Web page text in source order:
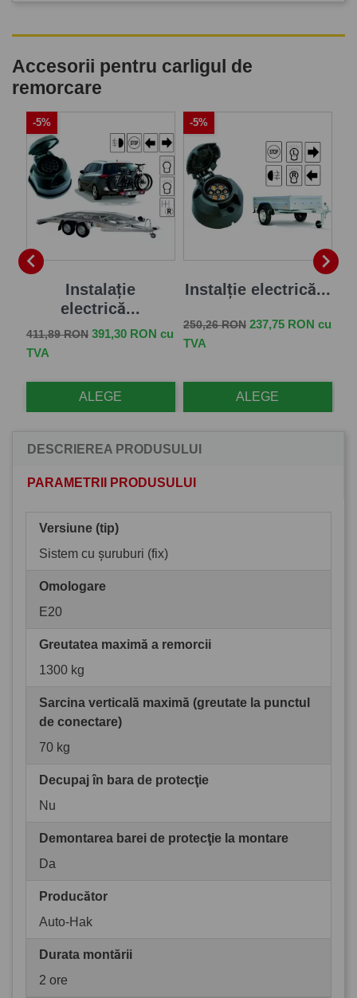
Accesorii pentru carligul de
remorcare

Instalație
electrică...
Pret de baza
411,89 RON Pret
391,30 RON cu
TVA
ALEGE
-5%
Instalție electrică...
Pret de baza
250,26 RON Pret
237,75 RON cu
TVA
ALEGE
-5%

DESCRIEREA PRODUSULUI
PARAMETRII PRODUSULUI
Versiune (tip)
Sistem cu șuruburi (fix)
Omologare
E20
Greutatea maximă a remorcii
1300 kg
Sarcina verticală maximă (greutate la punctul
de conectare)
70 kg
Decupaj în bara de protecţie
Nu
Demontarea barei de protecţie la montare
Da
Producător
Auto-Hak
Durata montării
2 ore